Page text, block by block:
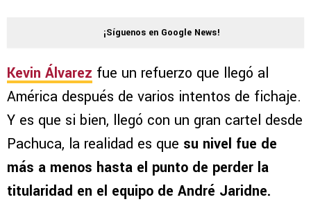
¡Síguenos en Google News!
Kevin Álvarez fue un refuerzo que llegó al
América después de varios intentos de fichaje.
Y es que si bien, llegó con un gran cartel desde
Pachuca, la realidad es que su nivel fue de
más a menos hasta el punto de perder la
titularidad en el equipo de André Jaridne.